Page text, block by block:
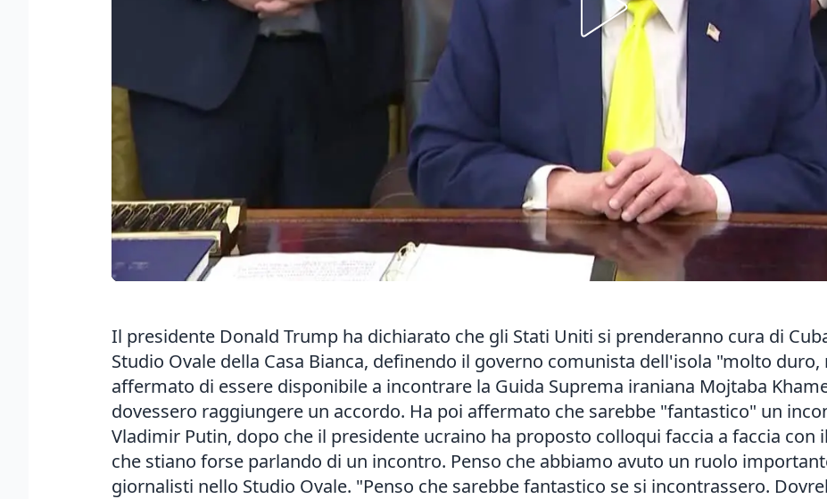
Il presidente Donald Trump ha dichiarato che gli Stati Uniti si prenderanno cura di
Studio Ovale della Casa Bianca, definendo il governo comunista dell'isola "molto
affermato di essere disponibile a incontrare la Guida Suprema iraniana Mojtaba
dovessero raggiungere un accordo. Ha poi affermato che sarebbe "fantastico" un
Vladimir Putin, dopo che il presidente ucraino ha proposto colloqui faccia a faccia con
che stiano forse parlando di un incontro. Penso che abbiamo avuto un ruolo
giornalisti nello Studio Ovale. "Penso che sarebbe fantastico se si incontrassero.